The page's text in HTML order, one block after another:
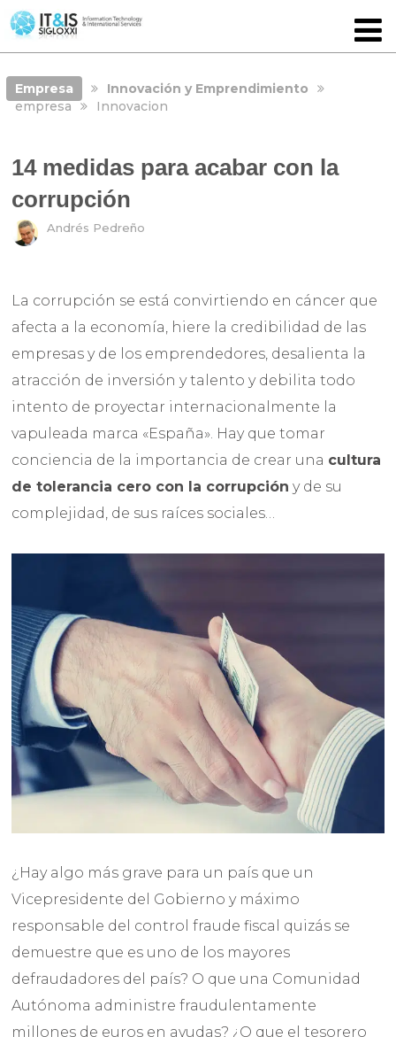
Empresa
Innovación y Emprendimiento
empresa
Innovacion
14 medidas para acabar con la
corrupción
Andrés Pedreño
La corrupción se está convirtiendo en cáncer que
afecta a la economía, hiere la credibilidad de las
empresas y de los emprendedores, desalienta la
atracción de inversión y talento y debilita todo
intento de proyectar internacionalmente la
vapuleada marca «España». Hay que tomar
conciencia de la importancia de crear una cultura
de tolerancia cero con la corrupción y de su
complejidad, de sus raíces sociales…
¿Hay algo más grave para un país que un
Vicepresidente del Gobierno y máximo
responsable del control fraude fiscal quizás se
demuestre que es uno de los mayores
defraudadores del país? O que una Comunidad
Autónoma administre fraudulentamente
millones de euros en ayudas? ¿O que el tesorero